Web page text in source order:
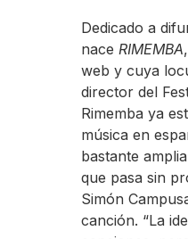
Dedicado a
nace RIMEMBA
web y cuya
director del
Rimemba ya
música en
bastante
que pasa sin
Simón
canción. “La